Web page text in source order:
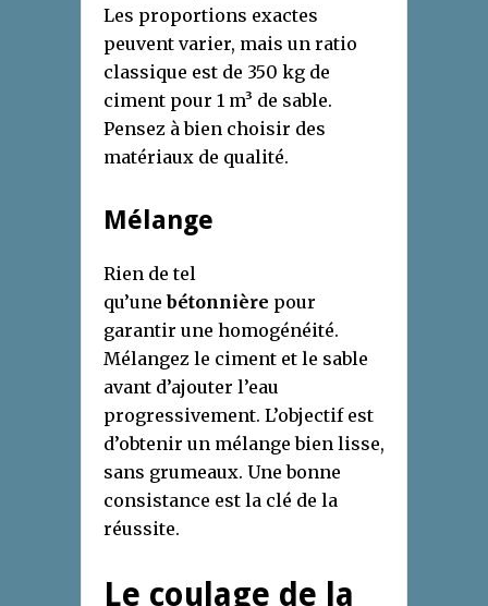
Les proportions exactes
peuvent varier, mais un ratio
classique est de 350 kg de
ciment pour 1 m³ de sable.
Pensez à bien choisir des
matériaux de qualité.
Mélange
Rien de tel
qu’une bétonnière pour
garantir une homogénéité.
Mélangez le ciment et le sable
avant d’ajouter l’eau
progressivement. L’objectif est
d’obtenir un mélange bien lisse,
sans grumeaux. Une bonne
consistance est la clé de la
réussite.
Le coulage de la